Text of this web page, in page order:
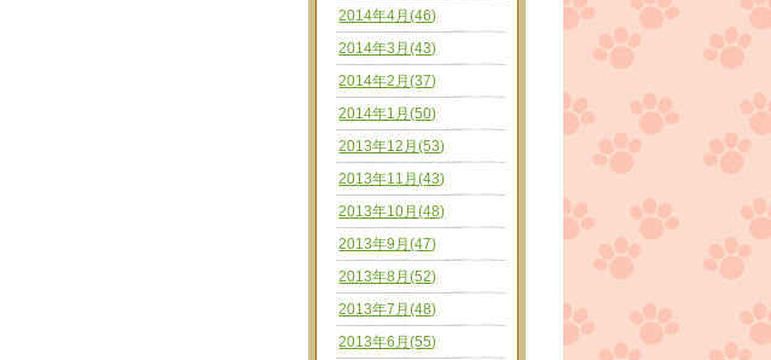
2014年4月(46)
2014年3月(43)
2014年2月(37)
2014年1月(50)
2013年12月(53)
2013年11月(43)
2013年10月(48)
2013年9月(47)
2013年8月(52)
2013年7月(48)
2013年6月(55)